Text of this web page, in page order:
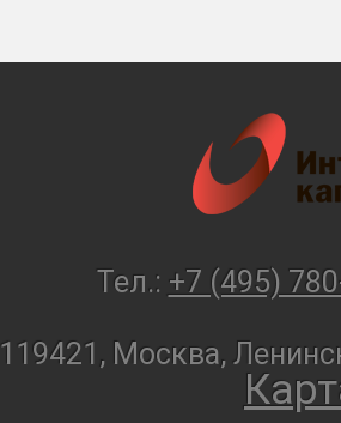
Тел.: +7 (495)
119421, Москва,